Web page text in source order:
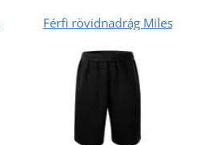
Férfi rövidnadrág Miles